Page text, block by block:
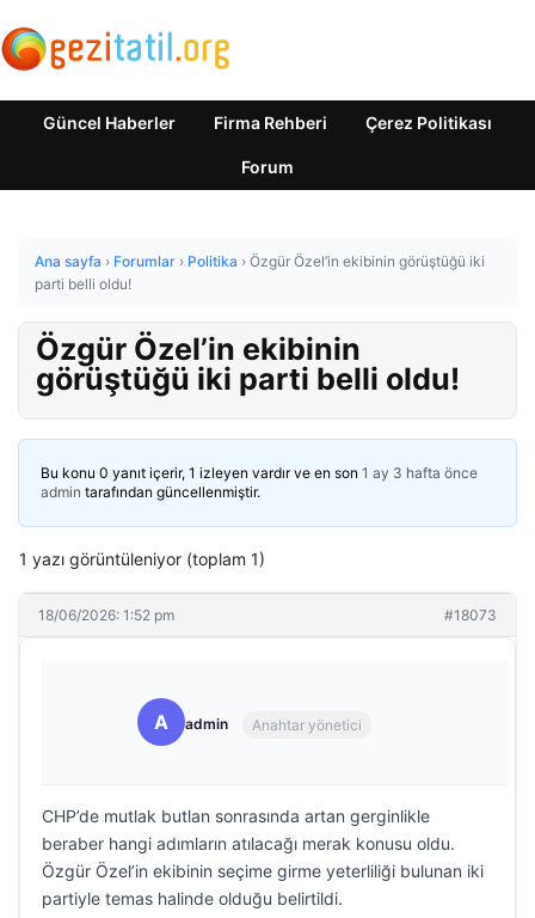
Güncel Haberler Firma Rehberi Çerez Politikası
Forum
Ana sayfa › Forumlar › Politika › Özgür Özel’in ekibinin görüştüğü iki
parti belli oldu!
Özgür Özel’in ekibinin
görüştüğü iki parti belli oldu!
Bu konu 0 yanıt içerir, 1 izleyen vardır ve en son 1 ay 3 hafta önce
admin tarafından güncellenmiştir.
1 yazı görüntüleniyor (toplam 1)
18/06/2026: 1:52 pm #18073
A admin Anahtar yönetici
CHP’de mutlak butlan sonrasında artan gerginlikle
beraber hangi adımların atılacağı merak konusu oldu.
Özgür Özel’in ekibinin seçime girme yeterliliği bulunan iki
partiyle temas halinde olduğu belirtildi.